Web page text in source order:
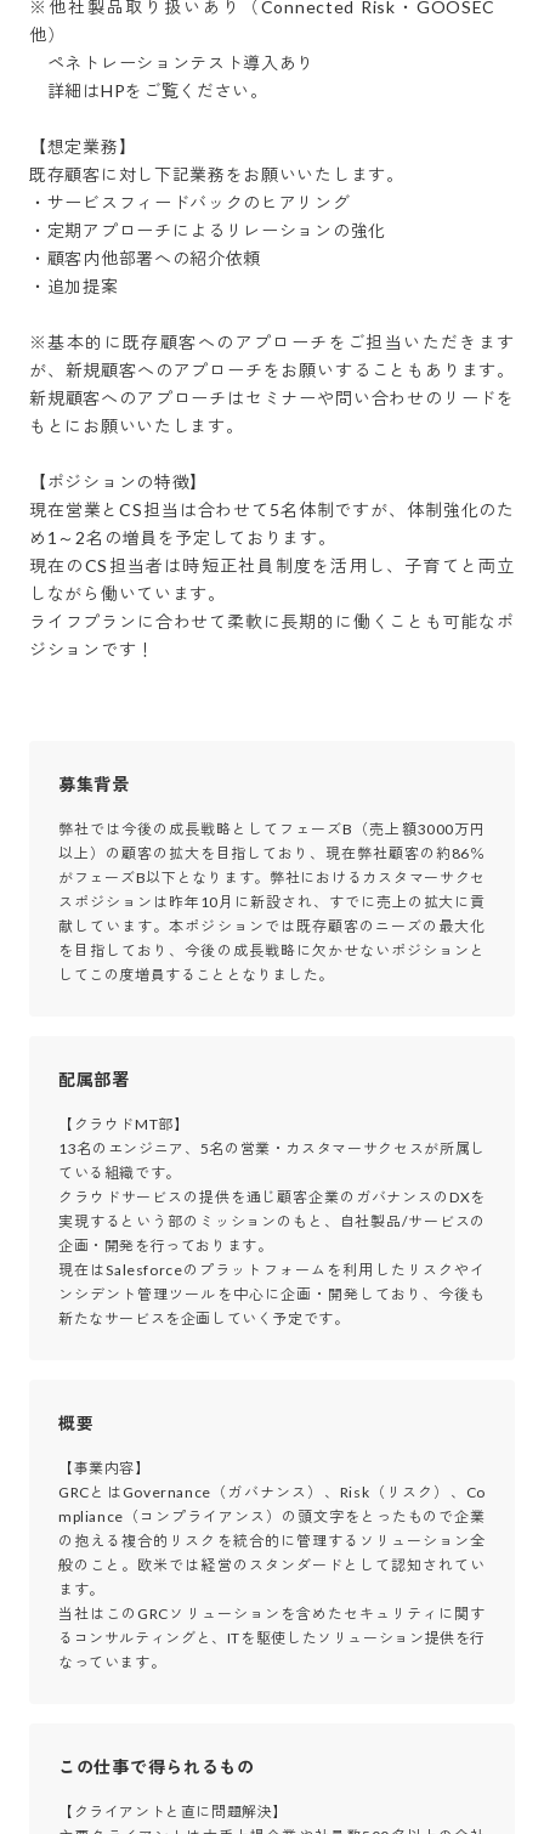
※他社製品取り扱いあり（Connected Risk・GOOSEC
他）
ペネトレーションテスト導入あり
詳細はHPをご覧ください。
【想定業務】
既存顧客に対し下記業務をお願いいたします。
・サービスフィードバックのヒアリング
・定期アプローチによるリレーションの強化
・顧客内他部署への紹介依頼
・追加提案
※基本的に既存顧客へのアプローチをご担当いただきます
が、新規顧客へのアプローチをお願いすることもあります。
新規顧客へのアプローチはセミナーや問い合わせのリードを
もとにお願いいたします。
【ポジションの特徴】
現在営業とCS担当は合わせて5名体制ですが、体制強化のた
め1～2名の増員を予定しております。
現在のCS担当者は時短正社員制度を活用し、子育てと両立
しながら働いています。
ライフプランに合わせて柔軟に長期的に働くことも可能なポ
ジションです！
募集背景
弊社では今後の成長戦略としてフェーズB（売上額3000万円
以上）の顧客の拡大を目指しており、現在弊社顧客の約86％
がフェーズB以下となります。弊社におけるカスタマーサクセ
スポジションは昨年10月に新設され、すでに売上の拡大に貢
献しています。本ポジションでは既存顧客のニーズの最大化
を目指しており、今後の成長戦略に欠かせないポジションと
してこの度増員することとなりました。
配属部署
【クラウドMT部】
13名のエンジニア、5名の営業・カスタマーサクセスが所属し
ている組織です。
クラウドサービスの提供を通じ顧客企業のガバナンスのDXを
実現するという部のミッションのもと、自社製品/サービスの
企画・開発を行っております。
現在はSalesforceのプラットフォームを利用したリスクやイ
ンシデント管理ツールを中心に企画・開発しており、今後も
新たなサービスを企画していく予定です。
概要
【事業内容】
GRCとはGovernance（ガバナンス）、Risk（リスク）、Co
mpliance（コンプライアンス）の頭文字をとったもので企業
の抱える複合的リスクを統合的に管理するソリューション全
般のこと。欧米では経営のスタンダードとして認知されてい
ます。
当社はこのGRCソリューションを含めたセキュリティに関す
るコンサルティングと、ITを駆使したソリューション提供を行
なっています。
この仕事で得られるもの
【クライアントと直に問題解決】